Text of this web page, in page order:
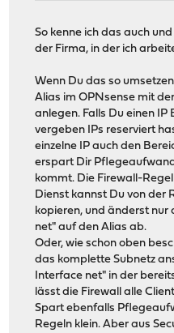
So kenne ich das auch
der Firma, in der ich
Wenn Du das so
Alias im OPNsense mit
anlegen. Falls Du einen IP
vergeben IPs reserviert
einzelne IP auch den
erspart Dir
kommt. Die Firewall-
Dienst kannst Du von der
kopieren, und änderst nur
net" auf den Alias ab.
Oder, wie schon oben
das komplette Subnetz
Interface net" in der
lässt die Firewall alle
Spart ebenfalls
Regeln klein. Aber aus